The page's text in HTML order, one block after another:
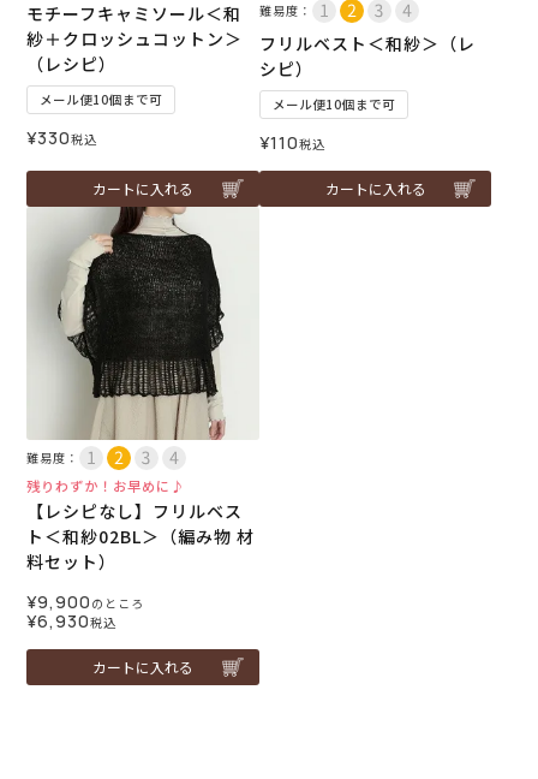
モチーフキャミソール＜和
紗＋クロッシュコットン＞
（レシピ）
メール便10個まで可
¥330税込
カートに入れる
難易度：
フリルベスト＜和紗＞（レ
シピ）
メール便10個まで可
¥110税込
カートに入れる
難易度：
残りわずか！お早めに♪
【レシピなし】フリルベス
ト＜和紗02BL＞（編み物 材
料セット）
¥9,900 のところ
¥6,930税込
カートに入れる